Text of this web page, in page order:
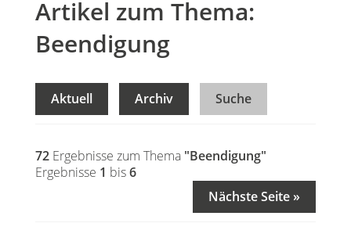
Artikel zum Thema:
Beendigung
Aktuell Archiv Suche
72Ergebnisse zum Thema "Beendigung"
Ergebnisse 1 bis6
Nächste Seite »